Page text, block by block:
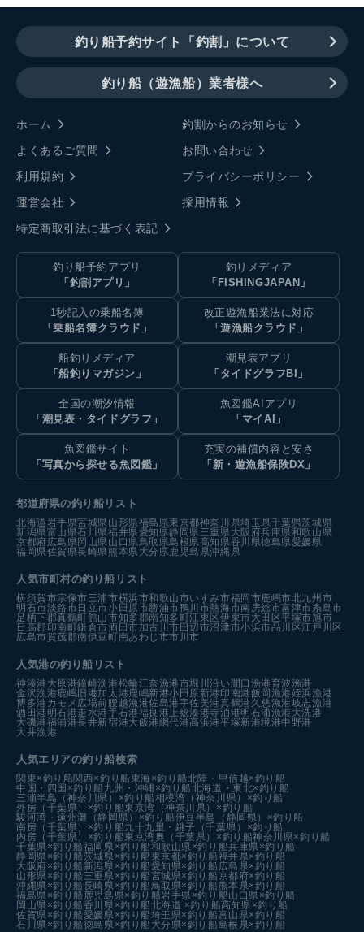
釣り船予約サイト「釣割」について
釣り船（遊漁船）業者様へ
ホーム
釣割からのお知らせ
よくあるご質問
お問い合わせ
利用規約
プライバシーポリシー
運営会社
採用情報
特定商取引法に基づく表記
釣り船予約アプリ
「釣割アプリ」
釣りメディア
「FISHINGJAPAN」
1秒記入の乗船名簿
「乗船名簿クラウド」
改正遊漁船業法に対応
「遊漁船クラウド」
船釣りメディア
「船釣りマガジン」
潮見表アプリ
「タイドグラフBI」
全国の潮汐情報
「潮見表・タイドグラフ」
魚図鑑AIアプリ
「マイAI」
魚図鑑サイト
「写真から探せる魚図鑑」
充実の補償内容と安さ
「新・遊漁船保険DX」
都道府県の釣り船リスト
北海道岩手県宮城県山形県福島県東京都神奈川県埼玉県千葉県茨城県
新潟県富山県石川県福井県愛知県静岡県三重県大阪府兵庫県和歌山県
京都府広島県岡山県山口県鳥取県島根県高知県香川県徳島県愛媛県
福岡県佐賀県長崎県熊本県大分県鹿児島県沖縄県
人気市町村の釣り船リスト
横須賀市宗像市三浦市横浜市和歌山市いすみ市福岡市鹿嶋市北九州市
明石市淡路市 日立市小田原市勝浦市鴨川市熱海市南房総市富津市糸島市
足柄下郡真鶴町館山市知多郡南知多町江東区伊東市大田区平塚市旭市
日高郡印南町鎌倉市酒田市加古川市 田辺市沼津市小浜市品川区江戸川区
広島市賀茂郡南伊豆町南あわじ市市川市
人気港の釣り船リスト
神湊港 大原港鐘崎漁港松輪江奈漁港市堀川沿い 間口漁港育波漁港
金沢漁港鹿嶋旧港加太港鹿嶋新港小田原新港 印南港飯岡漁港姪浜漁港
博多港カモメ広場前 腰越漁港佐島港宇佐美港真鶴港 久慈漁港岐志漁港
酒田港 明石港走水港手石港福良港 上総湊港寺泊港明石浦漁港 大洗港
大磯港福浦港長井新宿港大飯港網代港高浜港平塚新港境港中野港
大井漁港
人気エリアの釣り船検索
関東×釣り船関西×釣り船 東海×釣り船北陸・甲信越×釣り船
中国・四国×釣り船 九州・沖縄×釣り船北海道・東北×釣り船
三浦半島（神奈川県）×釣り船相模湾（神奈川県）×釣り船
外房（千葉県）×釣り船東京湾（神奈川県）×釣り船
駿河湾・遠州灘（静岡県）×釣り船伊豆半島（静岡県）×釣り船
南房（千葉県）×釣り船九十九里・銚子（千葉県）×釣り船
内房（千葉県）×釣り船東京湾奥（千葉県）×釣り船神奈川県×釣り船
千葉県×釣り船福岡県×釣り船和歌山県×釣り船兵庫県×釣り船
静岡県×釣り船茨城県×釣り船 東京都×釣り船福井県×釣り船
大阪府×釣り船 新潟県×釣り船愛知県×釣り船 広島県×釣り船
山形県×釣り船 三重県×釣り船宮城県×釣り船京都府×釣り船
沖縄県×釣り船長崎県×釣り船鳥取県×釣り船 熊本県×釣り船
福島県×釣り船 鹿児島県×釣り船岩手県×釣り船山口県×釣り船
岡山県×釣り船香川県×釣り船北海道 ×釣り船高知県×釣り船
佐賀県×釣り船愛媛県×釣り船埼玉県×釣り船富山県×釣り船
石川県×釣り船徳島県×釣り船 大分県×釣り船島根県×釣り船